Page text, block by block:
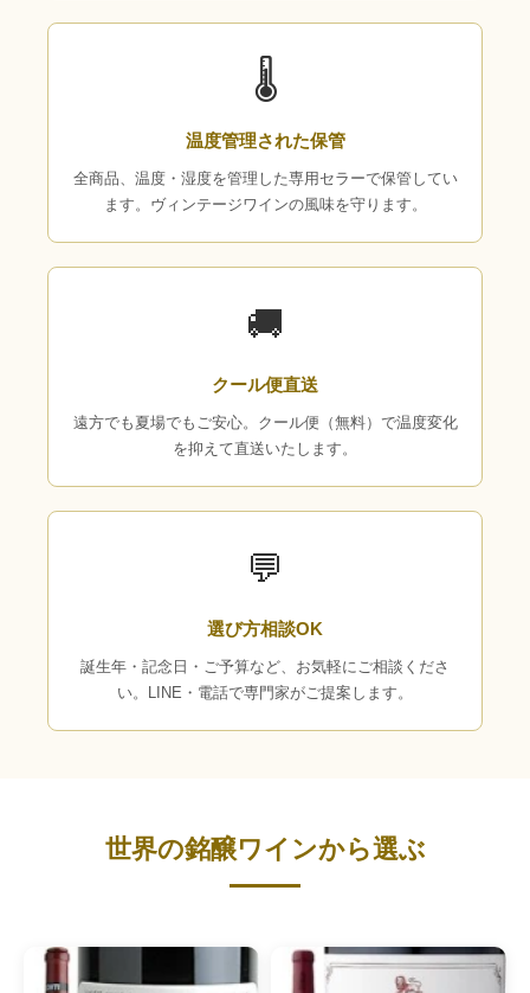
🌡
温度管理された保管
全商品、温度・湿度を管理した専用セラーで保管してい
ます。ヴィンテージワインの風味を守ります。
🚚
クール便直送
遠方でも夏場でもご安心。クール便（無料）で温度変化
を抑えて直送いたします。
💬
選び方相談OK
誕生年・記念日・ご予算など、お気軽にご相談くださ
い。LINE・電話で専門家がご提案します。
世界の銘醸ワインから選ぶ